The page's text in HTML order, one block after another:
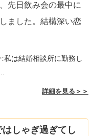
先日飲み会の最中に
ました。結構深い恋
:私は結婚相談所に勤務し
詳細を見る＞＞
しゃぎ過ぎてし